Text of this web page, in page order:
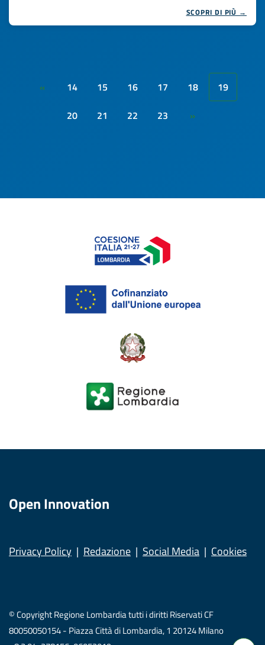
SCOPRI DI PIÙ →
« 14 15 16 17 18
19
20
21 22 23 »
Open Innovation
Privacy Policy Redazione Social Media Cookies
© Copyright Regione Lombardia tutti i diritti Riservati CF
80050050154 - Piazza Città di Lombardia, 1 20124 Milano